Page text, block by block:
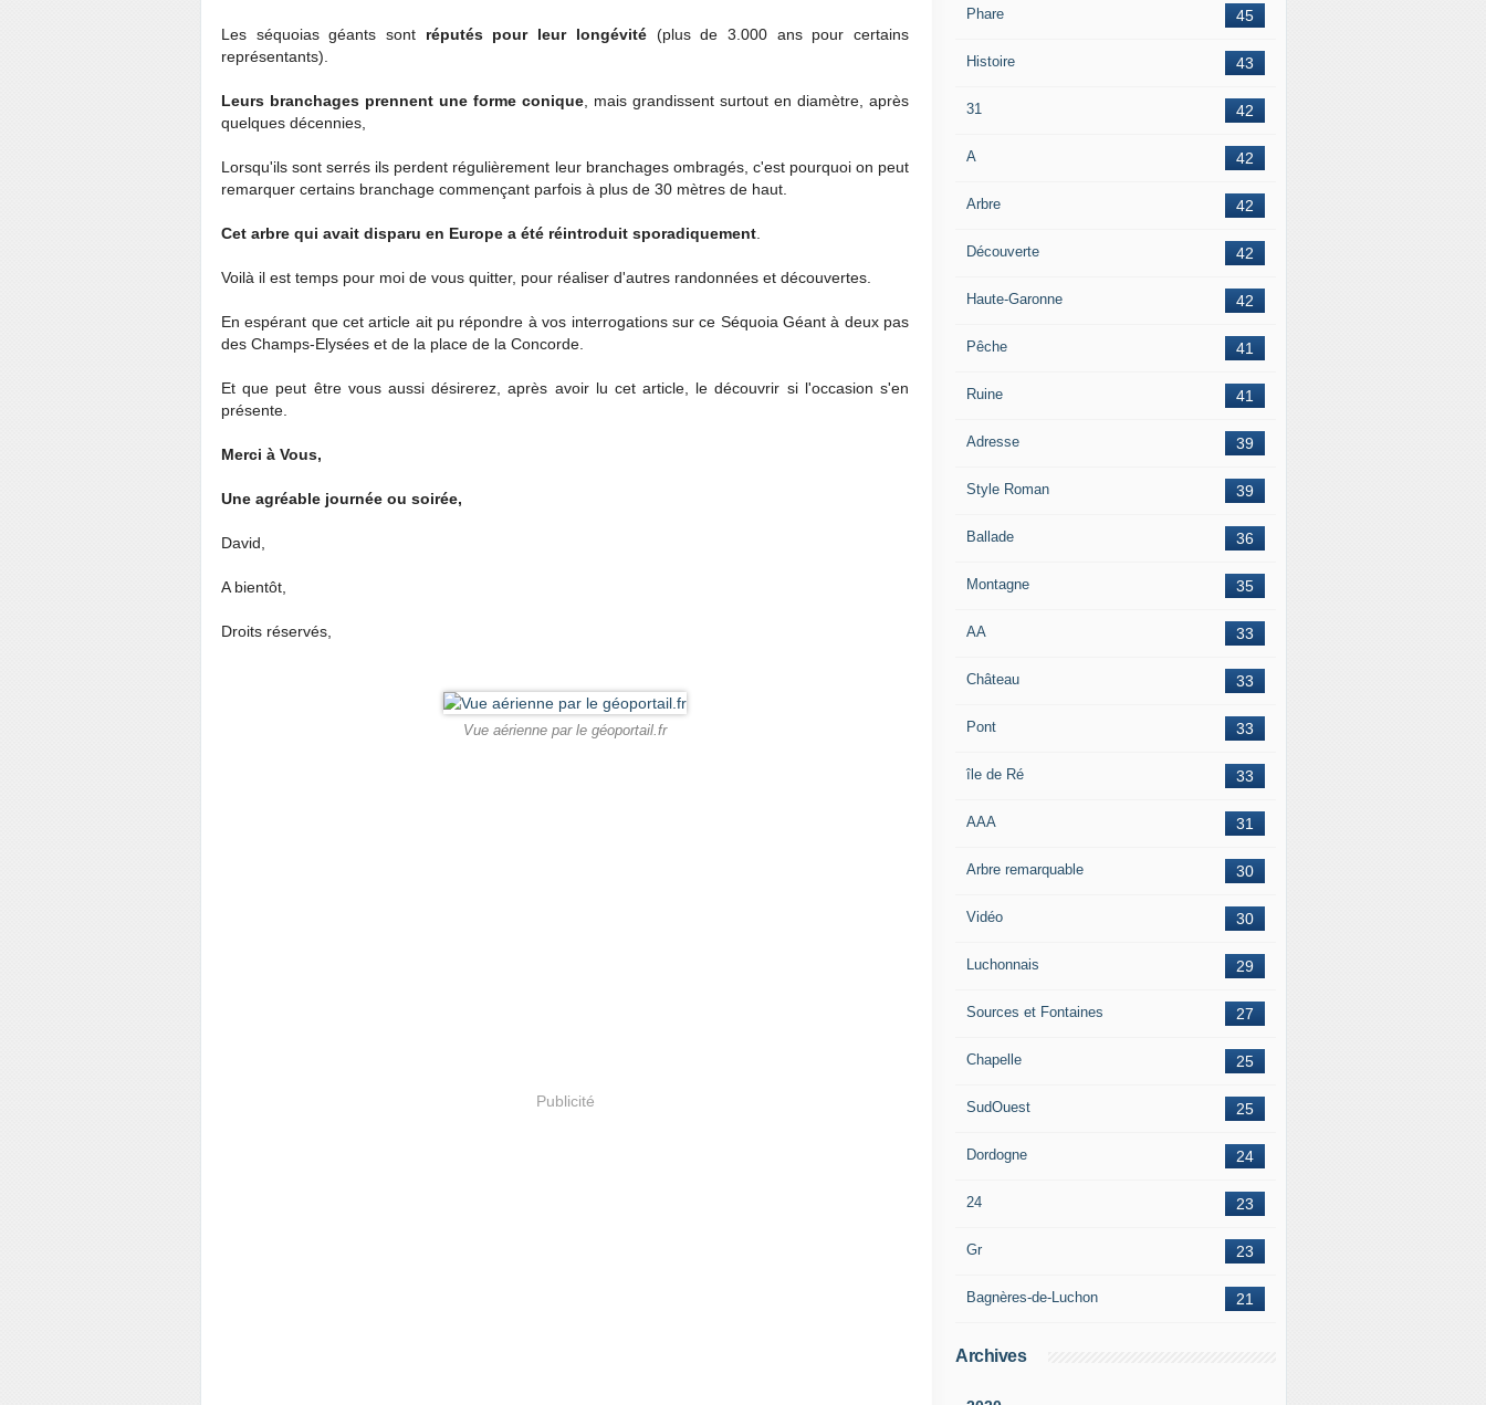
Les séquoias géants sont réputés pour leur longévité(plus de 3.000 ans pour certains
représentants).
Leurs branchages prennent une forme conique , mais grandissent surtout en diamètre, après
quelques décennies,
Lorsqu'ils sont serrés ils perdent régulièrement leur branchages ombragés, c'est pourquoi on peut
remarquer certains branchage commençant parfois à plus de 30 mètres de haut.
Cet arbre qui avait disparu en Europe a été réintroduit sporadiquement
Voilà il est temps pour moi de vous quitter, pour réaliser d'autres randonnées et découvertes.
En espérant que cet article ait pu répondre à vos interrogations sur ce Séquoia Géant à deux pas
des Champs-Elysées et de la place de la Concorde.
Et que peut être vous aussi désirerez, après avoir lu cet article, le découvrir si l'occasion s'en
présente.
Merci à Vous,
Une agréable journée ou soirée,
David,
A bientôt,
Droits réservés,
Vue aérienne par le géoportail.fr
Publicité
45
Phare
43
Histoire
42
31
42
A
42
Arbre
42
Découverte
42
Haute-Garonne
41
Pêche
41
Ruine
39
Adresse
39
Style Roman
36
Ballade
35
Montagne
33
AA
33
Château
33
Pont
33
île de Ré
31
AAA
30
Arbre remarquable
30
Vidéo
29
Luchonnais
27
Sources et Fontaines
25
Chapelle
25
SudOuest
24
Dordogne
23
24
23
Gr
21
Bagnères-de-Luchon
Archives